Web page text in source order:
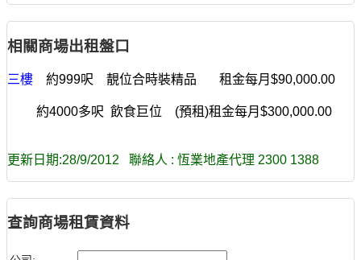
相關商場出租盤口
三樓 約999呎 靚位合時裝精品 租金每月$90,000.00
約4000多呎 飲食巨位 (預租)租金每月$300,000.00
更新日期:28/9/2012 聯絡人 : 恆業地產代理 2300 1388
查詢商場租賃資料